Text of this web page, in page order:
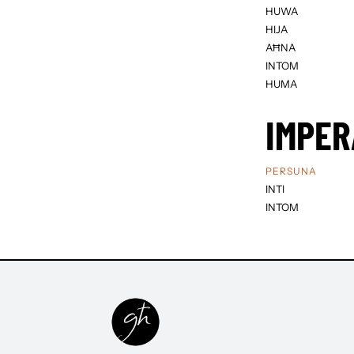
HUWA
HIJA
AĦNA
INTOM
HUMA
PERSUNA
INTI
INTOM